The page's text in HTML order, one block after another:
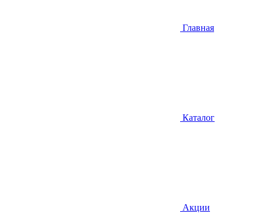
Главная
Каталог
Акции